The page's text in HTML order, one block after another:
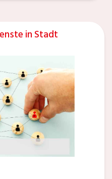
in Stadt